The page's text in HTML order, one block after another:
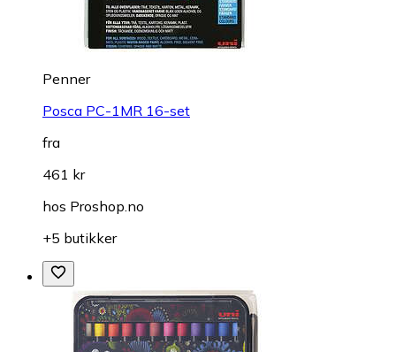
Penner
Posca PC-1MR 16-set
fra
461 kr
hos Proshop.no
+5 butikker